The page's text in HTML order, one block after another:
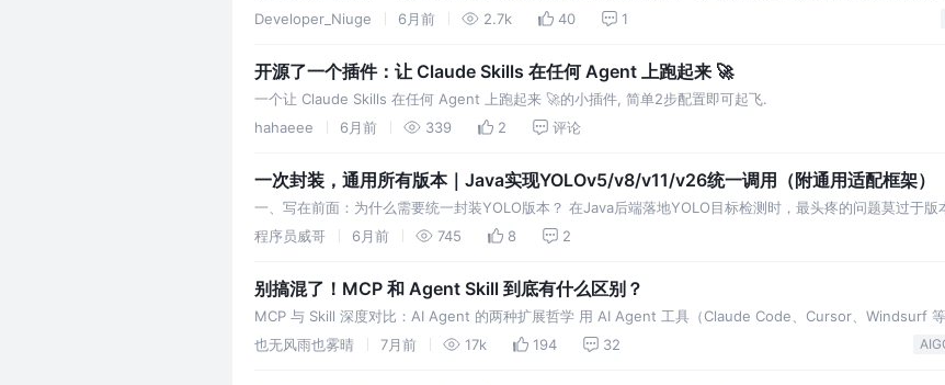
MCP 是啥？Skill 和 Rule 有什么区别？ 别慌，今天用
Developer_Niuge 6月前 2.7k 40 1
开源了一个插件：让 Claude Skills 在任何 Agent 上跑起来 🚀
一个让 Claude Skills 在任何 Agent 上跑起来 🚀的小插件, 简单2步配置即可起飞.
hahaeee
6月前 339 2 评论
一次封装，通用所有版本｜Java实现YOLOv5/v8/v11/v26统一调用（附通用适配框架）
一、写在前面：为什么需要统一封装YOLO版本？ 在Java后端落地YOLO目标检测时，最头疼的问题莫过于版
输出维度是[1,25200,85]，v8/v11是[1,84,8400]
程序员威哥 6月前 745 8 2
别搞混了！MCP 和 Agent Skill 到底有什么区别？
MCP 与 Skill 深度对比：AI Agent 的两种扩展哲学 用 AI Agent 工具（Claude Code、Cursor、Windsurf
遇到两个概念： MCP（Mod
也无风雨也雾晴 7月前 17k 194 32